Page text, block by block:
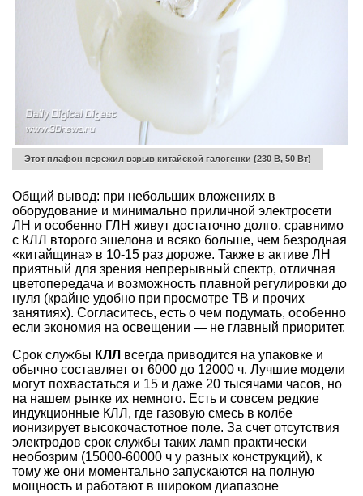
Этот плафон пережил взрыв китайской галогенки (230 В, 50 Вт)
Общий вывод: при небольших вложениях в
оборудование и минимально приличной электросети
ЛН и особенно ГЛН живут достаточно долго, сравнимо
с КЛЛ второго эшелона и всяко больше, чем безродная
«китайщина» в 10-15 раз дороже. Также в активе ЛН
приятный для зрения непрерывный спектр, отличная
цветопередача и возможность плавной регулировки до
нуля (крайне удобно при просмотре ТВ и прочих
занятиях). Согласитесь, есть о чем подумать, особенно
если экономия на освещении — не главный приоритет.
Срок службы КЛЛ всегда приводится на упаковке и
обычно составляет от 6000 до 12000 ч. Лучшие модели
могут похвастаться и 15 и даже 20 тысячами часов, но
на нашем рынке их немного. Есть и совсем редкие
индукционные КЛЛ, где газовую смесь в колбе
ионизирует высокочастотное поле. За счет отсутствия
электродов срок службы таких ламп практически
необозрим (15000-60000 ч у разных конструкций), к
тому же они моментально запускаются на полную
мощность и работают в широком диапазоне